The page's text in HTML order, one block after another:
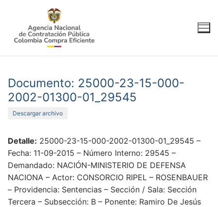
contenido
Documento: 25000-23-15-000-
2002-01300-01_29545
Descargar archivo
Detalle: 25000-23-15-000-2002-01300-01_29545 –
Fecha: 11-09-2015 – Número Interno: 29545 –
Demandado: NACIÓN-MINISTERIO DE DEFENSA
NACIONA – Actor: CONSORCIO RIPEL – ROSENBAUER
– Providencia: Sentencias – Sección / Sala: Sección
Tercera – Subsección: B – Ponente: Ramiro De Jesús